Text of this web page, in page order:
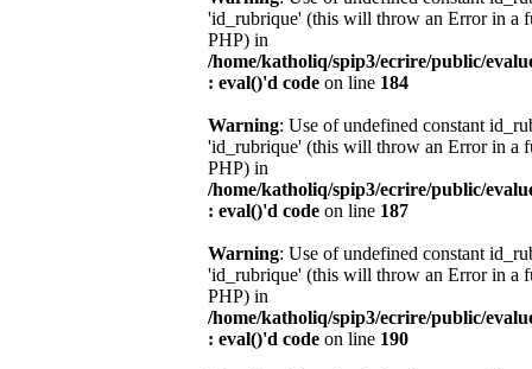
'id_rubrique' (this will throw an Error in a
PHP) in
/home/katholiq/spip3/ecrire/public/
: eval()'d code on line 184
Warning: Use of undefined constant
'id_rubrique' (this will throw an Error in a
PHP) in
/home/katholiq/spip3/ecrire/public/
: eval()'d code on line 187
Warning: Use of undefined constant
'id_rubrique' (this will throw an Error in a
PHP) in
/home/katholiq/spip3/ecrire/public/
: eval()'d code on line 190